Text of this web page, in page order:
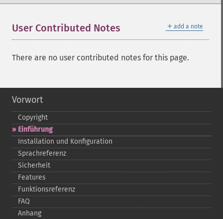
＋ add a note
User Contributed Notes
There are no user contributed notes for this page.
Vorwort
Copyright
Einführung
Installation und Konfiguration
Sprachreferenz
Sicherheit
Features
Funktionsreferenz
FAQ
Anhang